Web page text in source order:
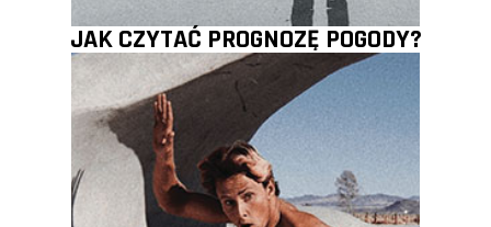
JAK CZYTAĆ PROGNOZĘ POGODY?